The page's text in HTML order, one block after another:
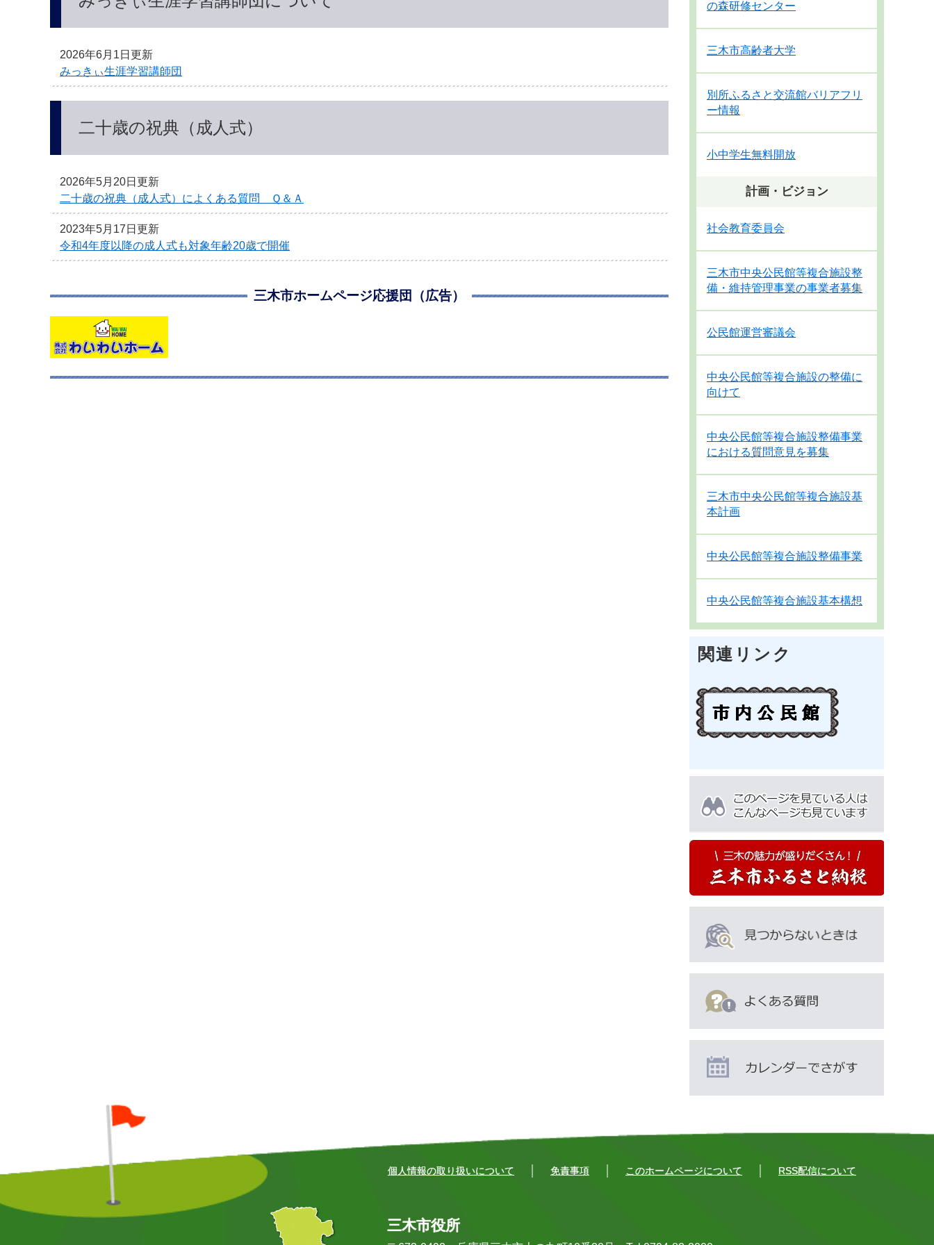
2026年6月1日更新
みっきぃ生涯学習講師団
二十歳の祝典（成人式）
2026年5月20日更新
二十歳の祝典（成人式）によくある質問 Ｑ＆Ａ
2023年5月17日更新
令和4年度以降の成人式も対象年齢20歳で開催
三木市ホームページ応援団（広告）
の森研修センター
三木市高齢者大学
別所ふるさと交流館バリアフリ
ー情報
小中学生無料開放
計画・ビジョン
社会教育委員会
三木市中央公民館等複合施設整
備・維持管理事業の事業者募集
公民館運営審議会
中央公民館等複合施設の整備に
向けて
中央公民館等複合施設整備事業
における質問意見を募集
三木市中央公民館等複合施設基
本計画
中央公民館等複合施設整備事業
中央公民館等複合施設基本構想
関連リンク
の
ー
見
い
る
人
は
こ
ん
な
ペ
ー
も
て
個人情報の取り扱いについて 免責事項 このホームページについて RSS配信について
三木市役所